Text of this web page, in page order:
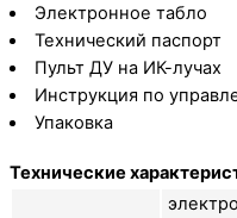
Электронное табло
Технический паспорт
Пульт ДУ на ИК-лучах
Инструкция по
Упаковка
Технические